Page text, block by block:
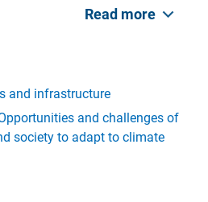
Read more
and infrastructure
and challenges of
society to adapt to climate